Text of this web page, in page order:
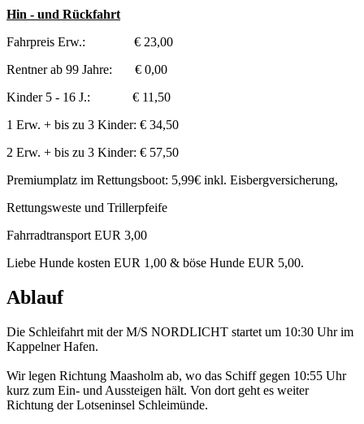
Hin - und Rückfahrt
Fahrpreis Erw.: € 23,00
Rentner ab 99 Jahre: € 0,00
Kinder 5 - 16 J.: € 11,50
1 Erw. + bis zu 3 Kinder: € 34,50
2 Erw. + bis zu 3 Kinder: € 57,50
Premiumplatz im Rettungsboot: 5,99€ inkl. Eisbergversicherung,
Rettungsweste und Trillerpfeife
Fahrradtransport EUR 3,00
Liebe Hunde kosten EUR 1,00 & böse Hunde EUR 5,00.
Ablauf
Die Schleifahrt mit der M/S NORDLICHT startet um 10:30 Uhr im
Kappelner Hafen.
Wir legen Richtung Maasholm ab, wo das Schiff gegen 10:55 Uhr
kurz zum Ein- und Aussteigen hält. Von dort geht es weiter
Richtung der Lotseninsel Schleimünde.